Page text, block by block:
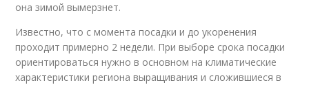
она зимой вымерзнет.
Известно, что с момента посадки и до укоренения
проходит примерно 2 недели. При выборе срока посадки
ориентироваться нужно в основном на климатические
характеристики региона выращивания и сложившиеся в